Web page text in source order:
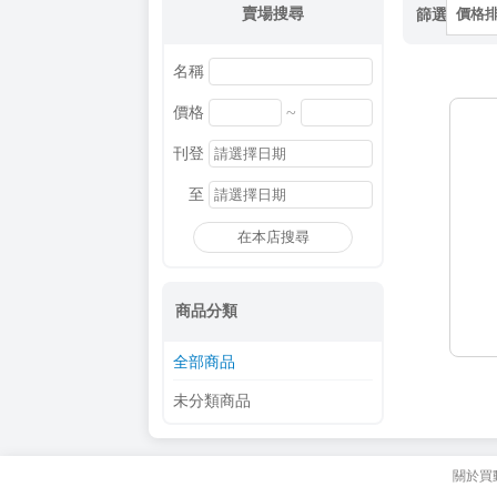
賣場搜尋
名稱
價格 ~
刊登
至
在本店搜尋
商品分類
全部商品
未分類商品
篩選 價格
關於買